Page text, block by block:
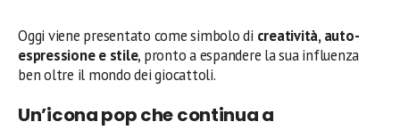
Oggi viene presentato come simbolo di creatività, auto-
espressione e stile, pronto a espandere la sua influenza
ben oltre il mondo dei giocattoli.
Un’icona pop che continua a